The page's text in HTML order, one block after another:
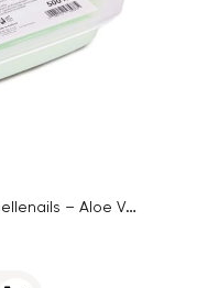
Kosmetický parafínový vosk Isabellenails – Aloe Vera, 500ml